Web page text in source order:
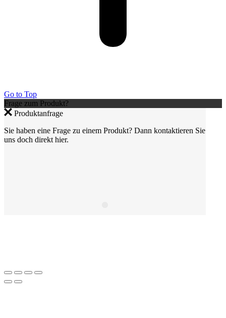
Go to Top
Frage zum Produkt?
Produktanfrage
Sie haben eine Frage zu einem Produkt? Dann kontaktieren Sie
uns doch direkt hier.